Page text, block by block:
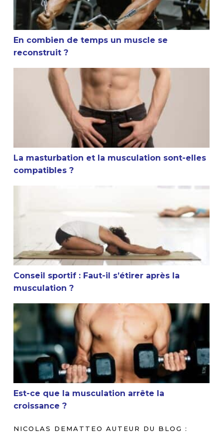
En combien de temps un muscle se
reconstruit ?
La masturbation et la musculation sont-elles
La masturbation et la musculation sont-elles
compatibles ?
Conseil sportif : Faut-il s’étirer après la musculation ?
Conseil sportif : Faut-il s’étirer après la
musculation ?
Est-ce que la musculation arrête la croissance ?
Est-ce que la musculation arrête la
croissance ?
NICOLAS DEMATTEO AUTEUR DU BLOG :